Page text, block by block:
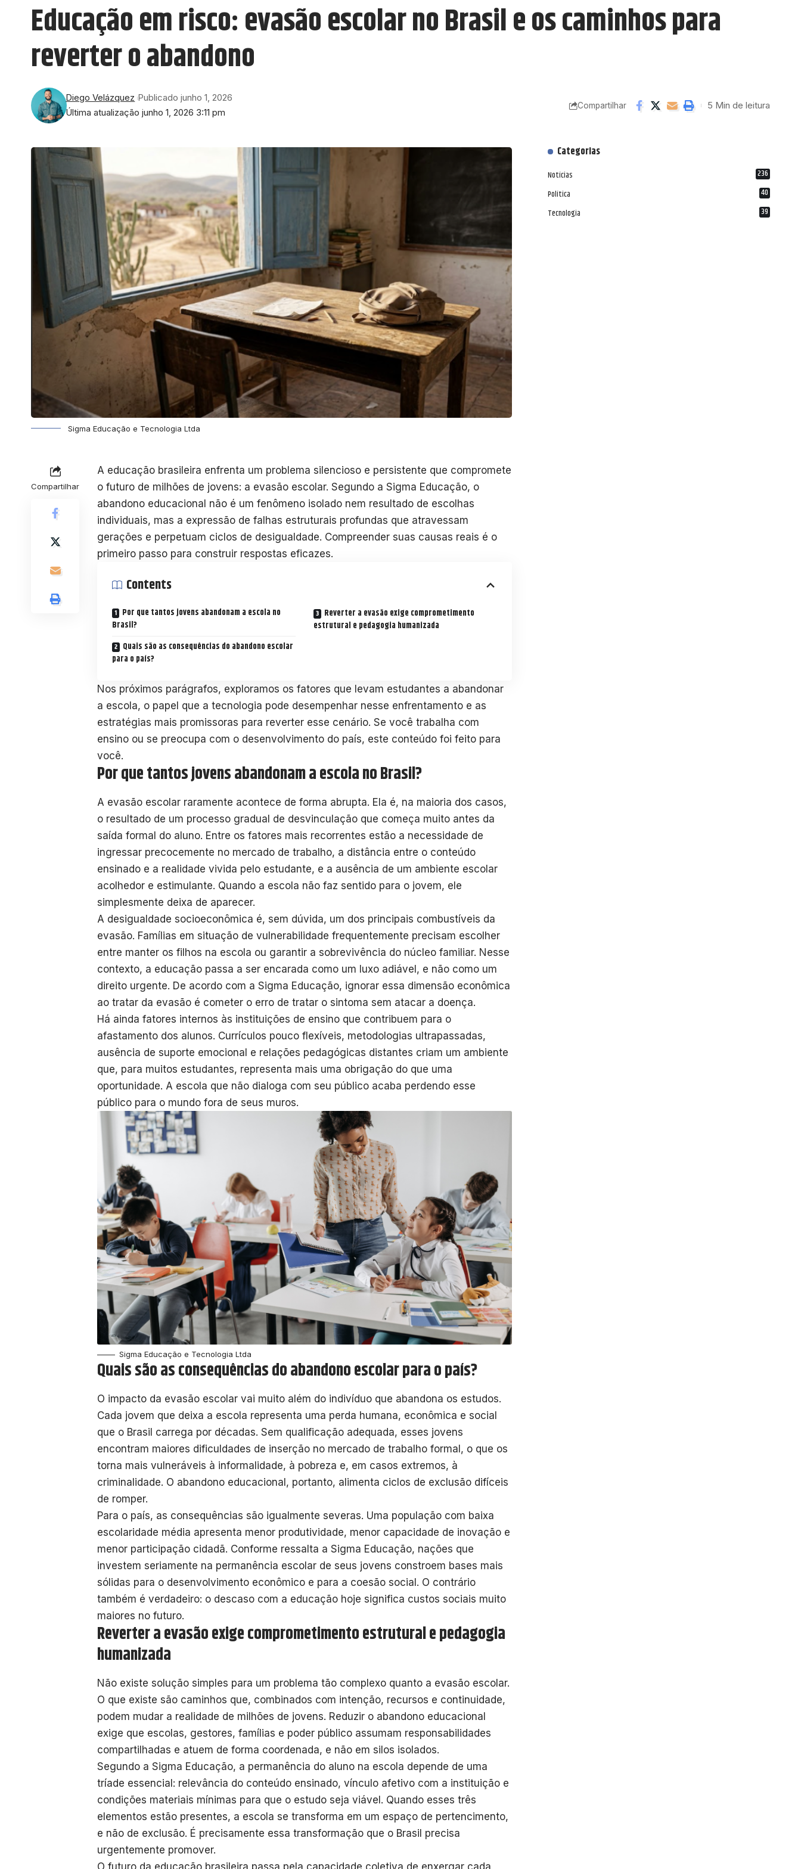
Educação em risco: evasão escolar no Brasil e os caminhos para
reverter o abandono
Última atualização junho 1, 2026 3:11 pm
Diego Velázquez Publicado junho 1, 2026
Compartilhar 5 Min de leitura
Sigma Educação e Tecnologia Ltda
Compartilhar
A educação brasileira enfrenta um problema silencioso e persistente que compromete
o futuro de milhões de jovens: a evasão escolar. Segundo a Sigma Educação, o
abandono educacional não é um fenômeno isolado nem resultado de escolhas
individuais, mas a expressão de falhas estruturais profundas que atravessam
gerações e perpetuam ciclos de desigualdade. Compreender suas causas reais é o
primeiro passo para construir respostas eficazes.
Contents
Por que tantos jovens abandonam a escola no
Brasil?
Quais são as consequências do abandono escolar
para o país?
Reverter a evasão exige comprometimento
estrutural e pedagogia humanizada
Nos próximos parágrafos, exploramos os fatores que levam estudantes a abandonar
a escola, o papel que a tecnologia pode desempenhar nesse enfrentamento e as
estratégias mais promissoras para reverter esse cenário. Se você trabalha com
ensino ou se preocupa com o desenvolvimento do país, este conteúdo foi feito para
você.
Por que tantos jovens abandonam a escola no Brasil?
A evasão escolar raramente acontece de forma abrupta. Ela é, na maioria dos casos,
o resultado de um processo gradual de desvinculação que começa muito antes da
saída formal do aluno. Entre os fatores mais recorrentes estão a necessidade de
ingressar precocemente no mercado de trabalho, a distância entre o conteúdo
ensinado e a realidade vivida pelo estudante, e a ausência de um ambiente escolar
acolhedor e estimulante. Quando a escola não faz sentido para o jovem, ele
simplesmente deixa de aparecer.
A desigualdade socioeconômica é, sem dúvida, um dos principais combustíveis da
evasão. Famílias em situação de vulnerabilidade frequentemente precisam escolher
entre manter os filhos na escola ou garantir a sobrevivência do núcleo familiar. Nesse
contexto, a educação passa a ser encarada como um luxo adiável, e não como um
direito urgente. De acordo com a Sigma Educação, ignorar essa dimensão econômica
ao tratar da evasão é cometer o erro de tratar o sintoma sem atacar a doença.
Há ainda fatores internos às instituições de ensino que contribuem para o
afastamento dos alunos. Currículos pouco flexíveis, metodologias ultrapassadas,
ausência de suporte emocional e relações pedagógicas distantes criam um ambiente
que, para muitos estudantes, representa mais uma obrigação do que uma
oportunidade. A escola que não dialoga com seu público acaba perdendo esse
público para o mundo fora de seus muros.
Sigma Educação e Tecnologia Ltda
Quais são as consequências do abandono escolar para o país?
O impacto da evasão escolar vai muito além do indivíduo que abandona os estudos.
Cada jovem que deixa a escola representa uma perda humana, econômica e social
que o Brasil carrega por décadas. Sem qualificação adequada, esses jovens
encontram maiores dificuldades de inserção no mercado de trabalho formal, o que os
torna mais vulneráveis à informalidade, à pobreza e, em casos extremos, à
criminalidade. O abandono educacional, portanto, alimenta ciclos de exclusão difíceis
de romper.
Para o país, as consequências são igualmente severas. Uma população com baixa
escolaridade média apresenta menor produtividade, menor capacidade de inovação e
menor participação cidadã. Conforme ressalta a Sigma Educação, nações que
investem seriamente na permanência escolar de seus jovens constroem bases mais
sólidas para o desenvolvimento econômico e para a coesão social. O contrário
também é verdadeiro: o descaso com a educação hoje significa custos sociais muito
maiores no futuro.
Reverter a evasão exige comprometimento estrutural e pedagogia
humanizada
Não existe solução simples para um problema tão complexo quanto a evasão escolar.
O que existe são caminhos que, combinados com intenção, recursos e continuidade,
podem mudar a realidade de milhões de jovens. Reduzir o abandono educacional
exige que escolas, gestores, famílias e poder público assumam responsabilidades
compartilhadas e atuem de forma coordenada, e não em silos isolados.
Segundo a Sigma Educação, a permanência do aluno na escola depende de uma
tríade essencial: relevância do conteúdo ensinado, vínculo afetivo com a instituição e
condições materiais mínimas para que o estudo seja viável. Quando esses três
elementos estão presentes, a escola se transforma em um espaço de pertencimento,
e não de exclusão. É precisamente essa transformação que o Brasil precisa
urgentemente promover.
Categorias
Notícias 236
Política 40
Tecnologia 39